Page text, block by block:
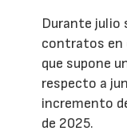
Durante julio
contratos en
que supone
respecto a
incremento
de 2025.